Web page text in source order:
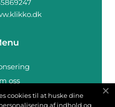
oss
cookies til at huske dine
af indhold og